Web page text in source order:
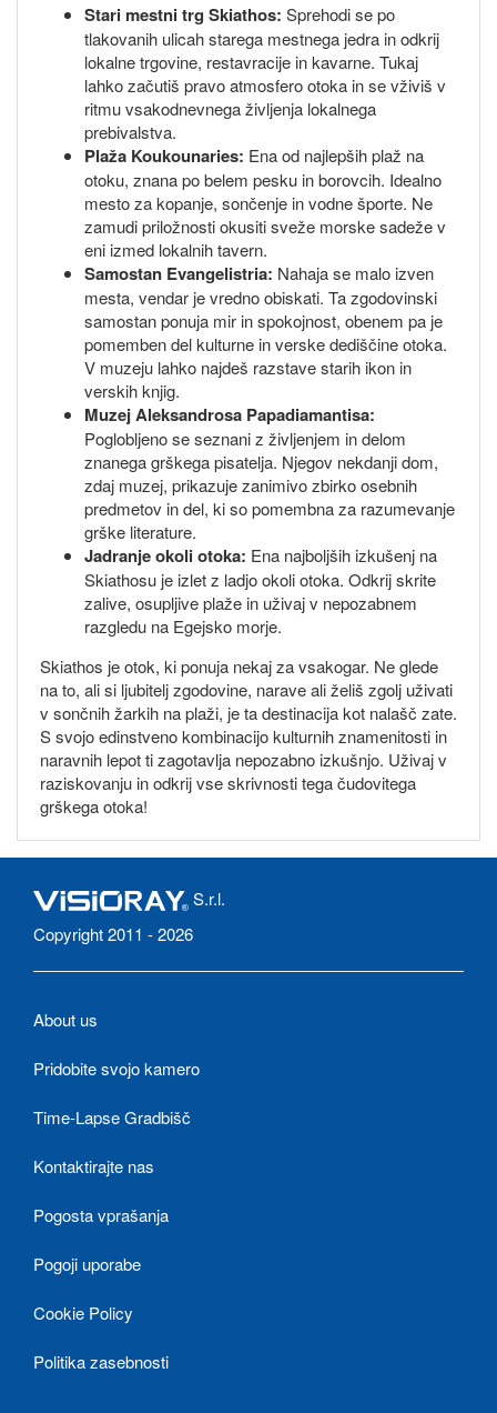
Stari mestni trg Skiathos: Sprehodi se po
tlakovanih ulicah starega mestnega jedra in odkrij
lokalne trgovine, restavracije in kavarne. Tukaj
lahko začutiš pravo atmosfero otoka in se vživiš v
ritmu vsakodnevnega življenja lokalnega
prebivalstva.
Plaža Koukounaries: Ena od najlepših plaž na
otoku, znana po belem pesku in borovcih. Idealno
mesto za kopanje, sončenje in vodne športe. Ne
zamudi priložnosti okusiti sveže morske sadeže v
eni izmed lokalnih tavern.
Samostan Evangelistria: Nahaja se malo izven
mesta, vendar je vredno obiskati. Ta zgodovinski
samostan ponuja mir in spokojnost, obenem pa je
pomemben del kulturne in verske dediščine otoka.
V muzeju lahko najdeš razstave starih ikon in
verskih knjig.
Muzej Aleksandrosa Papadiamantisa:
Poglobljeno se seznani z življenjem in delom
znanega grškega pisatelja. Njegov nekdanji dom,
zdaj muzej, prikazuje zanimivo zbirko osebnih
predmetov in del, ki so pomembna za razumevanje
grške literature.
Jadranje okoli otoka: Ena najboljših izkušenj na
Skiathosu je izlet z ladjo okoli otoka. Odkrij skrite
zalive, osupljive plaže in uživaj v nepozabnem
razgledu na Egejsko morje.
Skiathos je otok, ki ponuja nekaj za vsakogar. Ne glede
na to, ali si ljubitelj zgodovine, narave ali želiš zgolj uživati
v sončnih žarkih na plaži, je ta destinacija kot nalašč zate.
S svojo edinstveno kombinacijo kulturnih znamenitosti in
naravnih lepot ti zagotavlja nepozabno izkušnjo. Uživaj v
raziskovanju in odkrij vse skrivnosti tega čudovitega
grškega otoka!
S.r.l.
Copyright 2011 - 2026
About us
Pridobite svojo kamero
Time-Lapse Gradbišč
Kontaktirajte nas
Pogosta vprašanja
Pogoji uporabe
Cookie Policy
Politika zasebnosti